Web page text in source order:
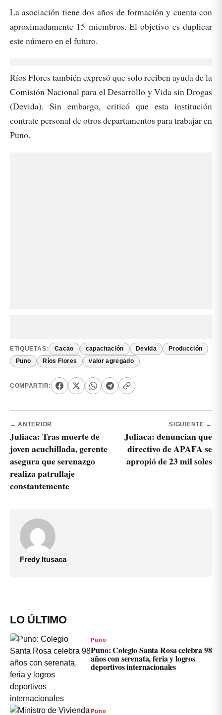
La asociación tiene dos años de formación y cuenta con
aproximadamente 15 miembros. El objetivo es duplicar
este número en el futuro.
Ríos Flores también expresó que solo reciben ayuda de la
Comisión Nacional para el Desarrollo y Vida sin Drogas
(Devida). Sin embargo, criticó que esta institución
contrate personal de otros departamentos para trabajar en
Puno.
ETIQUETAS: Cacao capacitación Devida Producción
Puno Ríos Flores valor agregado
COMPARTIR:
← ANTERIOR
Juliaca: Tras muerte de
joven acuchillada, gerente
asegura que serenazgo
realiza patrullaje
constantemente
SIGUIENTE →
Juliaca: denuncian que
directivo de APAFA se
apropió de 23 mil soles
Fredy Itusaca
LO ÚLTIMO
Puno
Puno: Colegio Santa Rosa celebra 98
años con serenata, feria y logros
deportivos internacionales
Puno